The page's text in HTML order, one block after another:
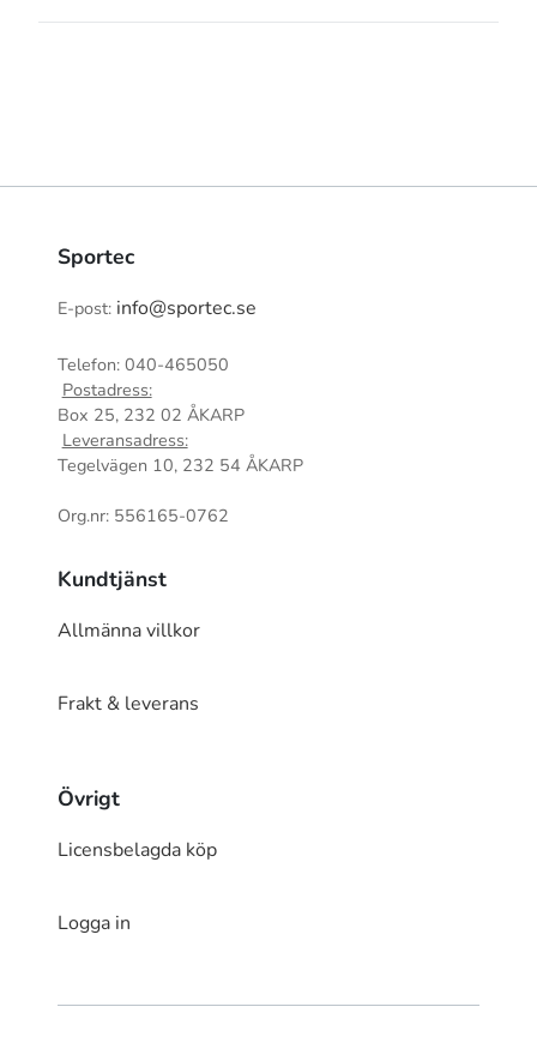
Sportec
E-post: info@sportec.se
Telefon: 040-465050
Postadress:
Box 25, 232 02 ÅKARP
Leveransadress:
Tegelvägen 10, 232 54 ÅKARP
Org.nr: 556165-0762
Kundtjänst
Allmänna villkor
Frakt & leverans
Övrigt
Licensbelagda köp
Logga in